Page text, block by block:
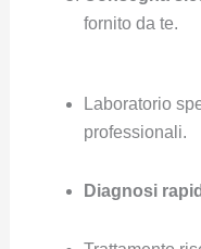
fornito da te.
Laboratorio
professionali.
Diagnosi